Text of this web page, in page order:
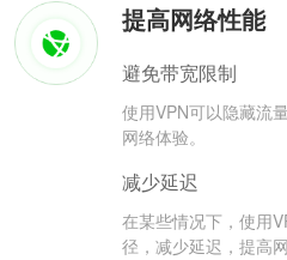
提高网络性能
避免带宽限制
使用VPN可以隐藏流
网络体验。
减少延迟
在某些情况下，使用
径，减少延迟，提高网